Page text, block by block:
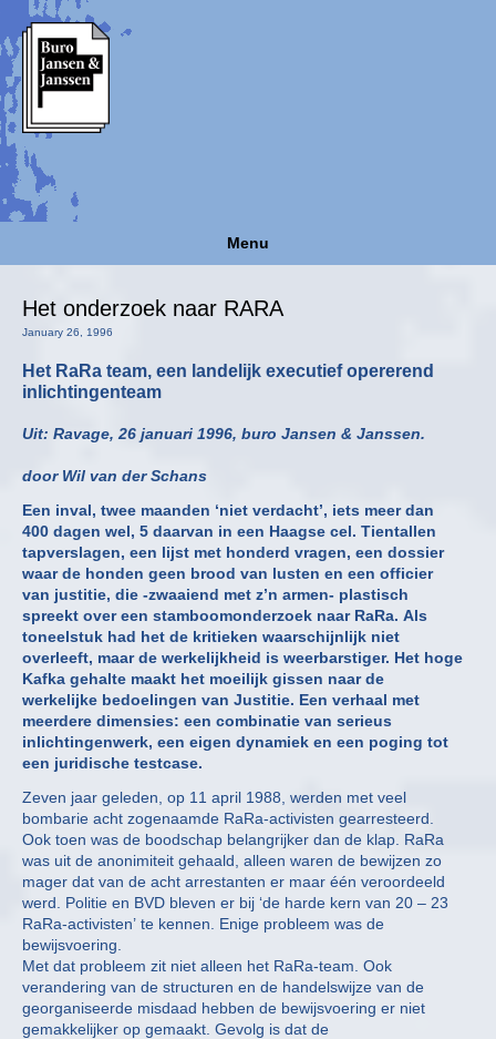
Menu
Het onderzoek naar RARA
January 26, 1996
Het RaRa team, een landelijk executief opererend
inlichtingenteam
Uit: Ravage, 26 januari 1996, buro Jansen & Janssen.
door Wil van der Schans
Een inval, twee maanden ‘niet verdacht’, iets meer dan
400 dagen wel, 5 daarvan in een Haagse cel. Tientallen
tapverslagen, een lijst met honderd vragen, een dossier
waar de honden geen brood van lusten en een officier
van justitie, die -zwaaiend met z’n armen- plastisch
spreekt over een stamboomonderzoek naar RaRa. Als
toneelstuk had het de kritieken waarschijnlijk niet
overleeft, maar de werkelijkheid is weerbarstiger. Het hoge
Kafka gehalte maakt het moeilijk gissen naar de
werkelijke bedoelingen van Justitie. Een verhaal met
meerdere dimensies: een combinatie van serieus
inlichtingenwerk, een eigen dynamiek en een poging tot
een juridische testcase.
Zeven jaar geleden, op 11 april 1988, werden met veel
bombarie acht zogenaamde RaRa-activisten gearresteerd.
Ook toen was de boodschap belangrijker dan de klap. RaRa
was uit de anonimiteit gehaald, alleen waren de bewijzen zo
mager dat van de acht arrestanten er maar één veroordeeld
werd. Politie en BVD bleven er bij ‘de harde kern van 20 – 23
RaRa-activisten’ te kennen. Enige probleem was de
bewijsvoering.
Met dat probleem zit niet alleen het RaRa-team. Ook
verandering van de structuren en de handelswijze van de
georganiseerde misdaad hebben de bewijsvoering er niet
gemakkelijker op gemaakt. Gevolg is dat de